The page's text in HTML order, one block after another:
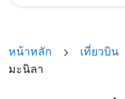
หน้าหลัก เที่ยวบิน
มะนิลา